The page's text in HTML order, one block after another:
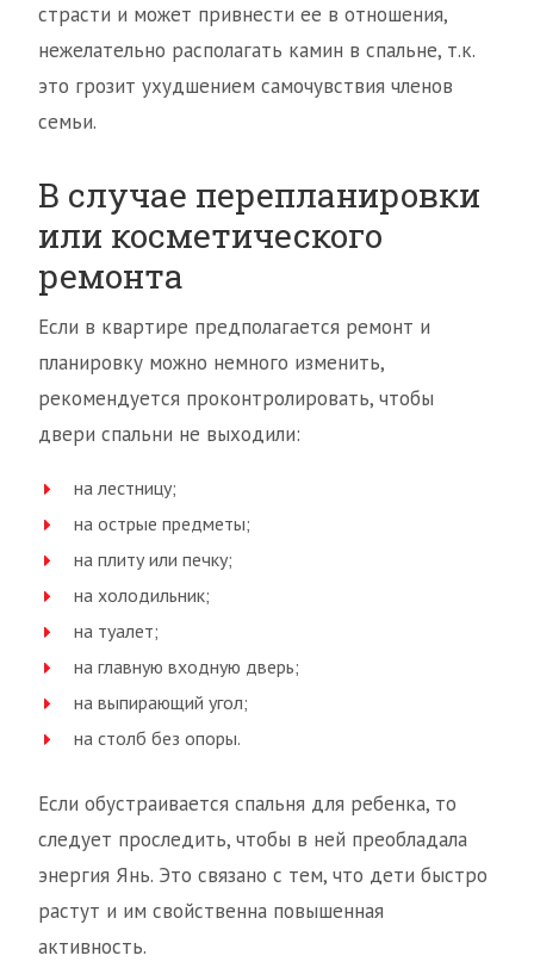
страсти и может привнести ее в отношения,
нежелательно располагать камин в спальне, т.к.
это грозит ухудшением самочувствия членов
семьи.
В случае перепланировки
или косметического
ремонта
Если в квартире предполагается ремонт и
планировку можно немного изменить,
рекомендуется проконтролировать, чтобы
двери спальни не выходили:
на лестницу;
на острые предметы;
на плиту или печку;
на холодильник;
на туалет;
на главную входную дверь;
на выпирающий угол;
на столб без опоры.
Если обустраивается спальня для ребенка, то
следует проследить, чтобы в ней преобладала
энергия Янь. Это связано с тем, что дети быстро
растут и им свойственна повышенная
активность.